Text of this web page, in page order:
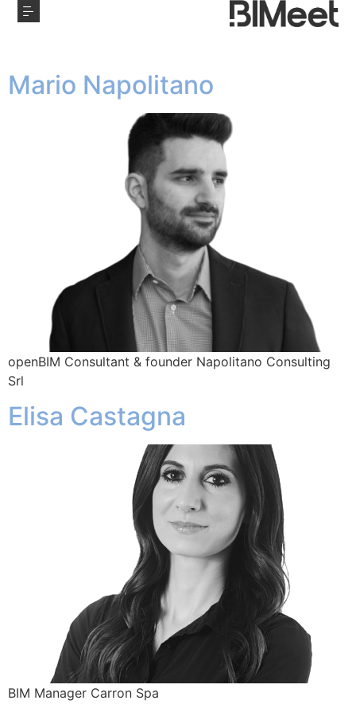
Mario Napolitano
openBIM Consultant & founder Napolitano Consulting
Srl
Elisa Castagna
BIM Manager Carron Spa